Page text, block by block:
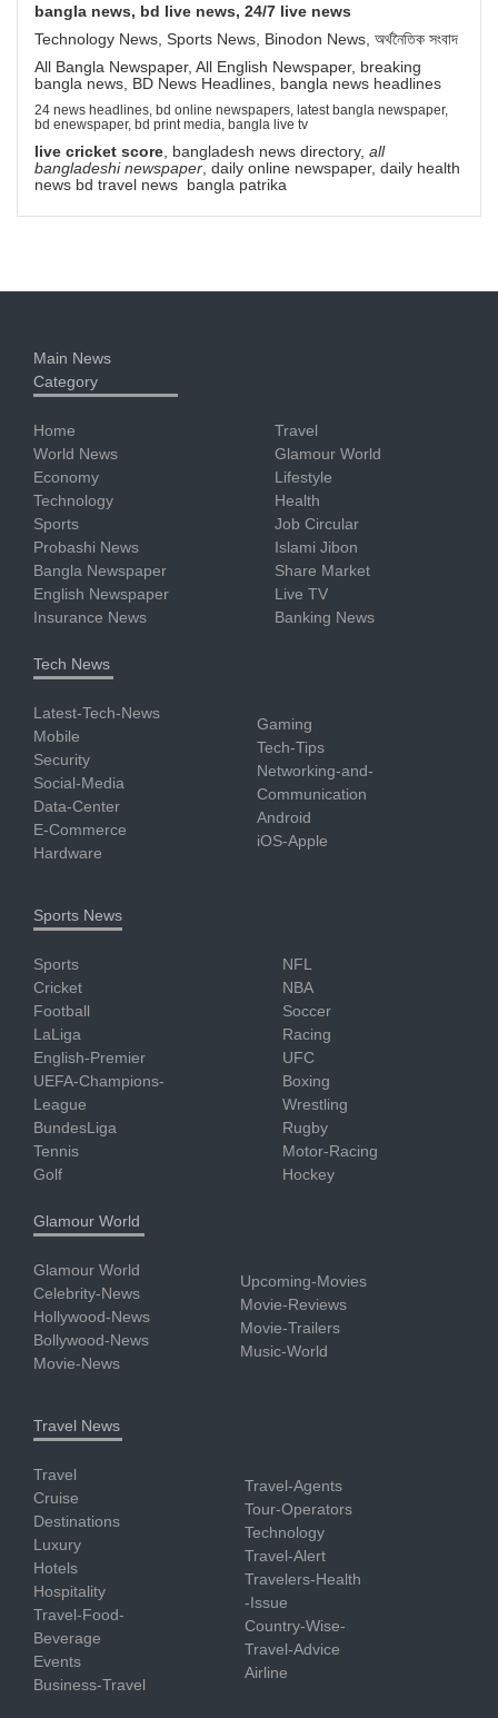
bangla news, bd live news, 24/7 live news
Technology News, Sports News, Binodon News, অর্থনৈতিক সংবাদ
All Bangla Newspaper, All English Newspaper, breaking
bangla news, BD News Headlines, bangla news headlines
24 news headlines, bd online newspapers, latest bangla newspaper,
bd enewspaper, bd print media, bangla live tv
live cricket score , bangladesh news directory, all
bangladeshi newspaper , daily online newspaper, daily health
news bd travel news bangla patrika
Main News
Category
Home
World News
Economy
Technology
Sports
Probashi News
Bangla Newspaper
English Newspaper
Insurance News
Travel
Glamour World
Lifestyle
Health
Job Circular
Islami Jibon
Share Market
Live TV
Banking News
Tech News
Latest-Tech-News
Mobile
Security
Social-Media
Data-Center
E-Commerce
Hardware
Gaming
Tech-Tips
Networking-and-
Communication
Android
iOS-Apple
Sports News
Sports
Cricket
Football
LaLiga
English-Premier
UEFA-Champions-
League
BundesLiga
Tennis
Golf
NFL
NBA
Soccer
Racing
UFC
Boxing
Wrestling
Rugby
Motor-Racing
Hockey
Glamour World
Glamour World
Celebrity-News
Hollywood-News
Bollywood-News
Movie-News
Upcoming-Movies
Movie-Reviews
Movie-Trailers
Music-World
Travel News
Travel
Cruise
Destinations
Luxury
Hotels
Hospitality
Travel-Food-
Beverage
Events
Business-Travel
Travel-Agents
Tour-Operators
Technology
Travel-Alert
Travelers-Health
-Issue
Country-Wise-
Travel-Advice
Airline